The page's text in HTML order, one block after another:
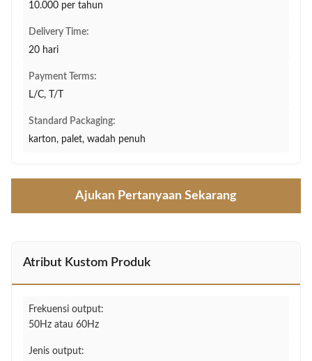
10.000 per tahun
Delivery Time:
20 hari
Payment Terms:
L/C, T/T
Standard Packaging:
karton, palet, wadah penuh
Ajukan Pertanyaan Sekarang
Atribut Kustom Produk
Frekuensi output:
50Hz atau 60Hz
Jenis output: